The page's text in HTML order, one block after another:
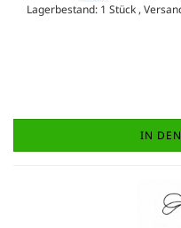
Lagerbestand: 1 Stück ,
IN